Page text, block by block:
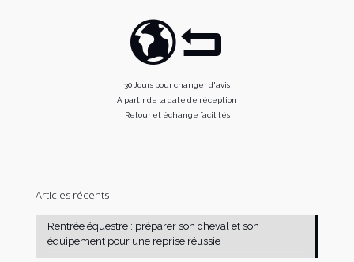
30 Jours pour changer d'avis
A partir de la date de réception
Retour et échange facilités
Articles récents
Rentrée équestre : préparer son cheval et son
équipement pour une reprise réussie